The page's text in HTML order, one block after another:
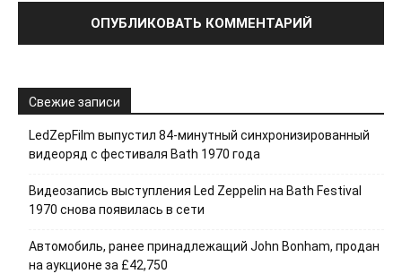
Свежие записи
LedZepFilm выпустил 84-минутный синхронизированный
видеоряд с фестиваля Bath 1970 года
Видеозапись выступления Led Zeppelin на Bath Festival
1970 снова появилась в сети
Автомобиль, ранее принадлежащий John Bonham, продан
на аукционе за £42,750